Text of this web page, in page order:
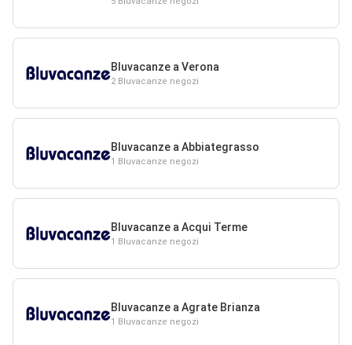
Bluvacanze a Verona
2 Bluvacanze negozi
Bluvacanze a Abbiategrasso
1 Bluvacanze negozi
Bluvacanze a Acqui Terme
1 Bluvacanze negozi
Bluvacanze a Agrate Brianza
1 Bluvacanze negozi